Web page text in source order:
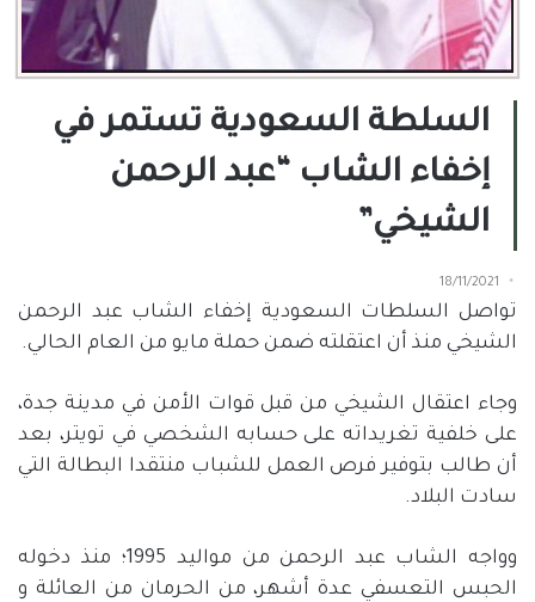
السلطة السعودية تستمر في
إخفاء الشاب “عبد الرحمن
الشيخي”
18/11/2021
تواصل السلطات السعودية إخفاء الشاب عبد الرحمن
الشيخي منذ أن اعتقلته ضمن حملة مايو من العام الحالي.
وجاء اعتقال الشيخي من قبل قوات الأمن في مدينة جدة،
على خلفية تغريداته على حسابه الشخصي في تويتر، بعد
أن طالب بتوفير فرص العمل للشباب منتقدا البطالة التي
سادت البلاد.
وواجه الشاب عبد الرحمن من مواليد 1995؛ منذ دخوله
الحبس التعسفي عدة أشهر، من الحرمان من العائلة و